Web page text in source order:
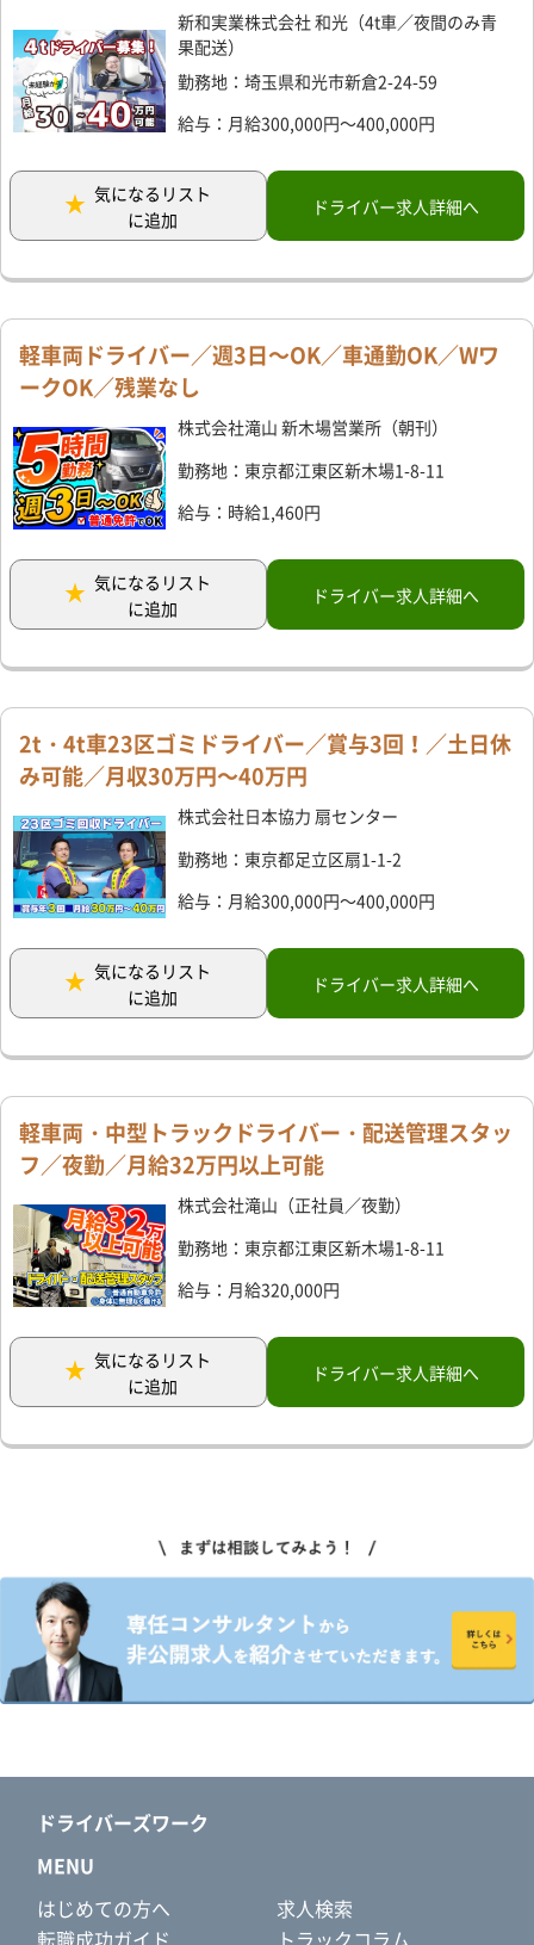
新和実業株式会社 和光（4t車／夜間のみ青
果配送）
勤務地：埼玉県和光市新倉2-24-59
給与：月給300,000円～400,000円
気になるリスト
に追加
ドライバー求人詳細へ
軽車両ドライバー／週3日～OK／車通勤OK／Wワ
ークOK／残業なし
株式会社滝山 新木場営業所（朝刊）
勤務地：東京都江東区新木場1-8-11
給与：時給1,460円
気になるリスト
に追加
ドライバー求人詳細へ
2t・4t車23区ゴミドライバー／賞与3回！／土日休
み可能／月収30万円～40万円
株式会社日本協力 扇センター
勤務地：東京都足立区扇1-1-2
給与：月給300,000円～400,000円
気になるリスト
に追加
ドライバー求人詳細へ
軽車両・中型トラックドライバー・配送管理スタッ
フ／夜勤／月給32万円以上可能
株式会社滝山（正社員／夜勤）
勤務地：東京都江東区新木場1-8-11
給与：月給320,000円
気になるリスト
に追加
ドライバー求人詳細へ
ドライバーズワーク
MENU
はじめての方へ
求人検索